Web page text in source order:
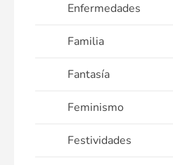
Enfermedades
Familia
Fantasía
Feminismo
Festividades